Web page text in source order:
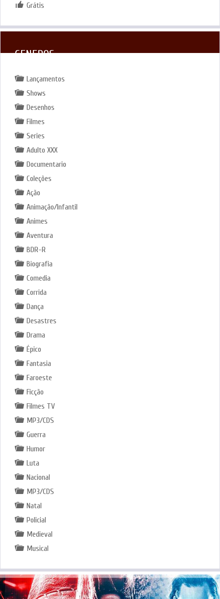
Grátis
GENEROS
Lançamentos
Shows
Desenhos
Filmes
Series
Adulto XXX
Documentario
Coleções
Ação
Animação/Infantil
Animes
Aventura
BDR-R
Biografia
Comedia
Corrida
Dança
Desastres
Drama
Épico
Fantasia
Faroeste
Ficção
Filmes TV
MP3/CDS
Guerra
Humor
Luta
Nacional
MP3/CDS
Natal
Policial
Medieval
Musical